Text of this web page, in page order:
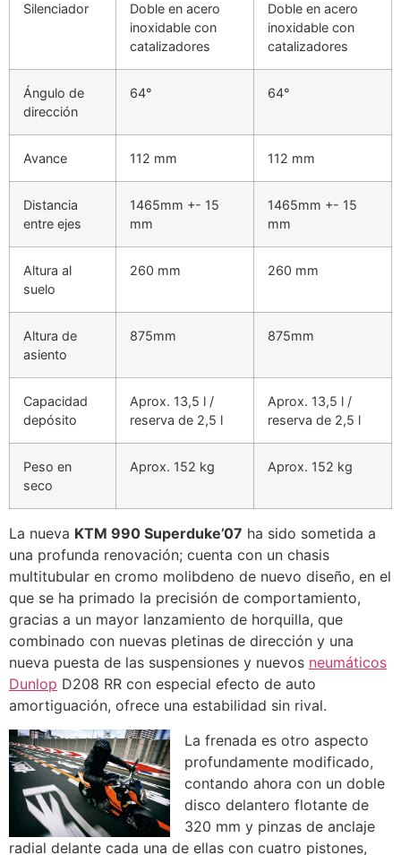
Silenciador
Doble en acero
inoxidable con
catalizadores
Doble en acero
inoxidable con
catalizadores
Ángulo de
dirección
64° 64°
Avance 112 mm 112 mm
Distancia
entre ejes
1465mm +- 15
mm
1465mm +- 15
mm
Altura al
suelo
260 mm 260 mm
Altura de
asiento
875mm 875mm
Capacidad
depósito
Aprox. 13,5 l /
reserva de 2,5 l
Aprox. 13,5 l /
reserva de 2,5 l
Peso en
seco
Aprox. 152 kg Aprox. 152 kg
La nueva KTM 990 Superduke’07 ha sido sometida a
una profunda renovación; cuenta con un chasis
multitubular en cromo molibdeno de nuevo diseño, en el
que se ha primado la precisión de comportamiento,
gracias a un mayor lanzamiento de horquilla, que
combinado con nuevas pletinas de dirección y una
nueva puesta de las suspensiones y nuevos neumáticos
Dunlop D208 RR con especial efecto de auto
amortiguación, ofrece una estabilidad sin rival.
La frenada es otro aspecto
profundamente modificado,
contando ahora con un doble
disco delantero flotante de
320 mm y pinzas de anclaje
radial delante cada una de ellas con cuatro pistones,